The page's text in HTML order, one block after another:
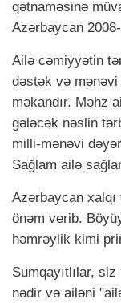
qətnaməsinə
Azərbaycan
Ailə cəmiyyətin
dəstək və mənəvi
məkandır. Məhz
gələcək nəslin
milli-mənəvi
Sağlam ailə
Azərbaycan
önəm verib.
həmrəylik kimi
Sumqayıtlılar,
nədir və ailəni